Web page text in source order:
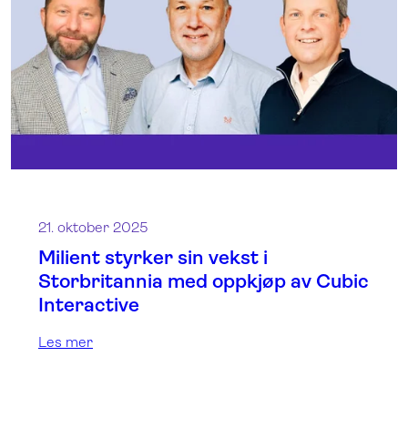
21. oktober 2025
Milient styrker sin vekst i
Storbritannia med oppkjøp av Cubic
Interactive
Les mer